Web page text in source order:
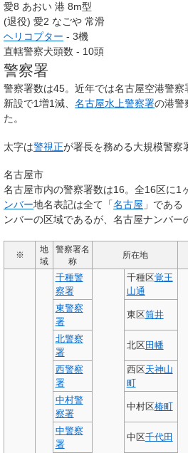
愛8 あおい 港 8m型
(退役) 愛2 なごや 常滑
ヘリコプター - 3機
直轄警察犬頭数 - 10頭
警察署
警察署数は45。近年では名古屋空港警察
新設で1増1減、 名古屋水上警察署の港警
た。
太字は警視正が署長を務める大規模警察
名古屋市
名古屋市内の警察署数は16。全16区に1
ンバー地名表記は全て「名古屋 」であ
ンバーの区域であるが、名古屋ナンバー
※
地
域
警察署名
称
所在地
千種警
察署
千種区覚王
山通
東警察
署
東区筒井
北警察
署
北区田幡
西警察
署
西区天神山
町
中村警
察署
中村区椿町
中警察
署
中区千代田